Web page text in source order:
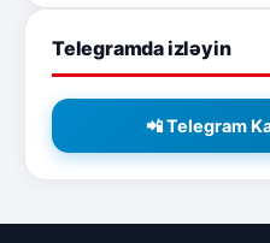
Telegramda izləyin
📲 Telegram